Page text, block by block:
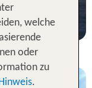
ab 584 €
welche
oder
zu
.